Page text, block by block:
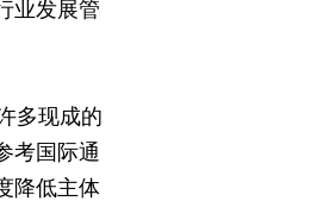
业发展管
多现成的
考国际通
降低主体